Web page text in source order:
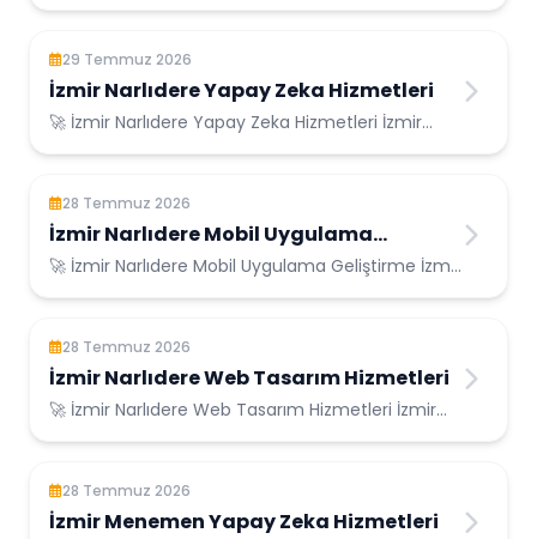
29 Temmuz 2026
İzmir Narlıdere Yapay Zeka Hizmetleri
🚀 İzmir Narlıdere Yapay Zeka Hizmetleri İzmir
28 Temmuz 2026
İzmir Narlıdere Mobil Uygulama
Geliştirme
🚀 İzmir Narlıdere Mobil Uygulama Geliştirme İzmir
28 Temmuz 2026
İzmir Narlıdere Web Tasarım Hizmetleri
🚀 İzmir Narlıdere Web Tasarım Hizmetleri İzmir
28 Temmuz 2026
İzmir Menemen Yapay Zeka Hizmetleri